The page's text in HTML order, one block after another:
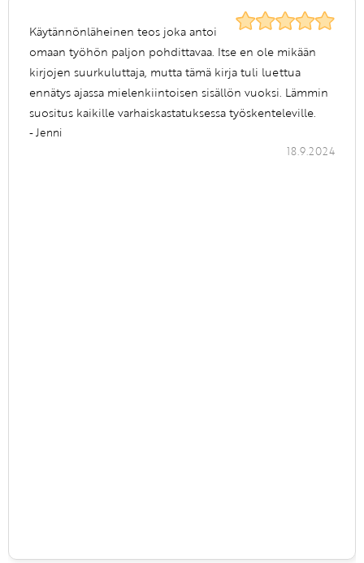
Käytännönläheinen teos joka antoi
omaan työhön paljon pohdittavaa. Itse en ole mikään
kirjojen suurkuluttaja, mutta tämä kirja tuli luettua
ennätys ajassa mielenkiintoisen sisällön vuoksi. Lämmin
suositus kaikille varhaiskastatuksessa työskenteleville.
- Jenni
18.9.2024